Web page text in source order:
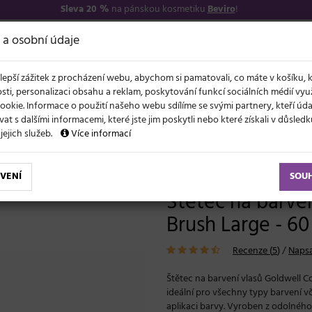
Sleva 20 % na pánskou kosmetikuBeviro!
NOVĚ LÉTO A VLASY AKCE
Štětec na barvení vlasů Goldwell Color Brush Large - 60 mm, černý
Štětec na
Brush Large -
Recenze (5)/
Štětec na barvení vlasů Goldwell
ideální pro všechny typy barvení
aplikaci barvy. Vyroben z
osobní údaje
zážitek z procházení webu, abychom si pamatovali, co máte v košíku,
personalizaci obsahu a reklam, poskytování funkcí sociálních médií
Informace o použití našeho webu sdílíme se svými partnery, kteří
s dalšími informacemi, které jste jim poskytli nebo které získali v
služeb.
Více informací